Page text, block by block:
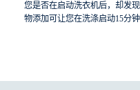
您是否在启动洗衣机后，却发
物添加可让您在洗涤启动15分